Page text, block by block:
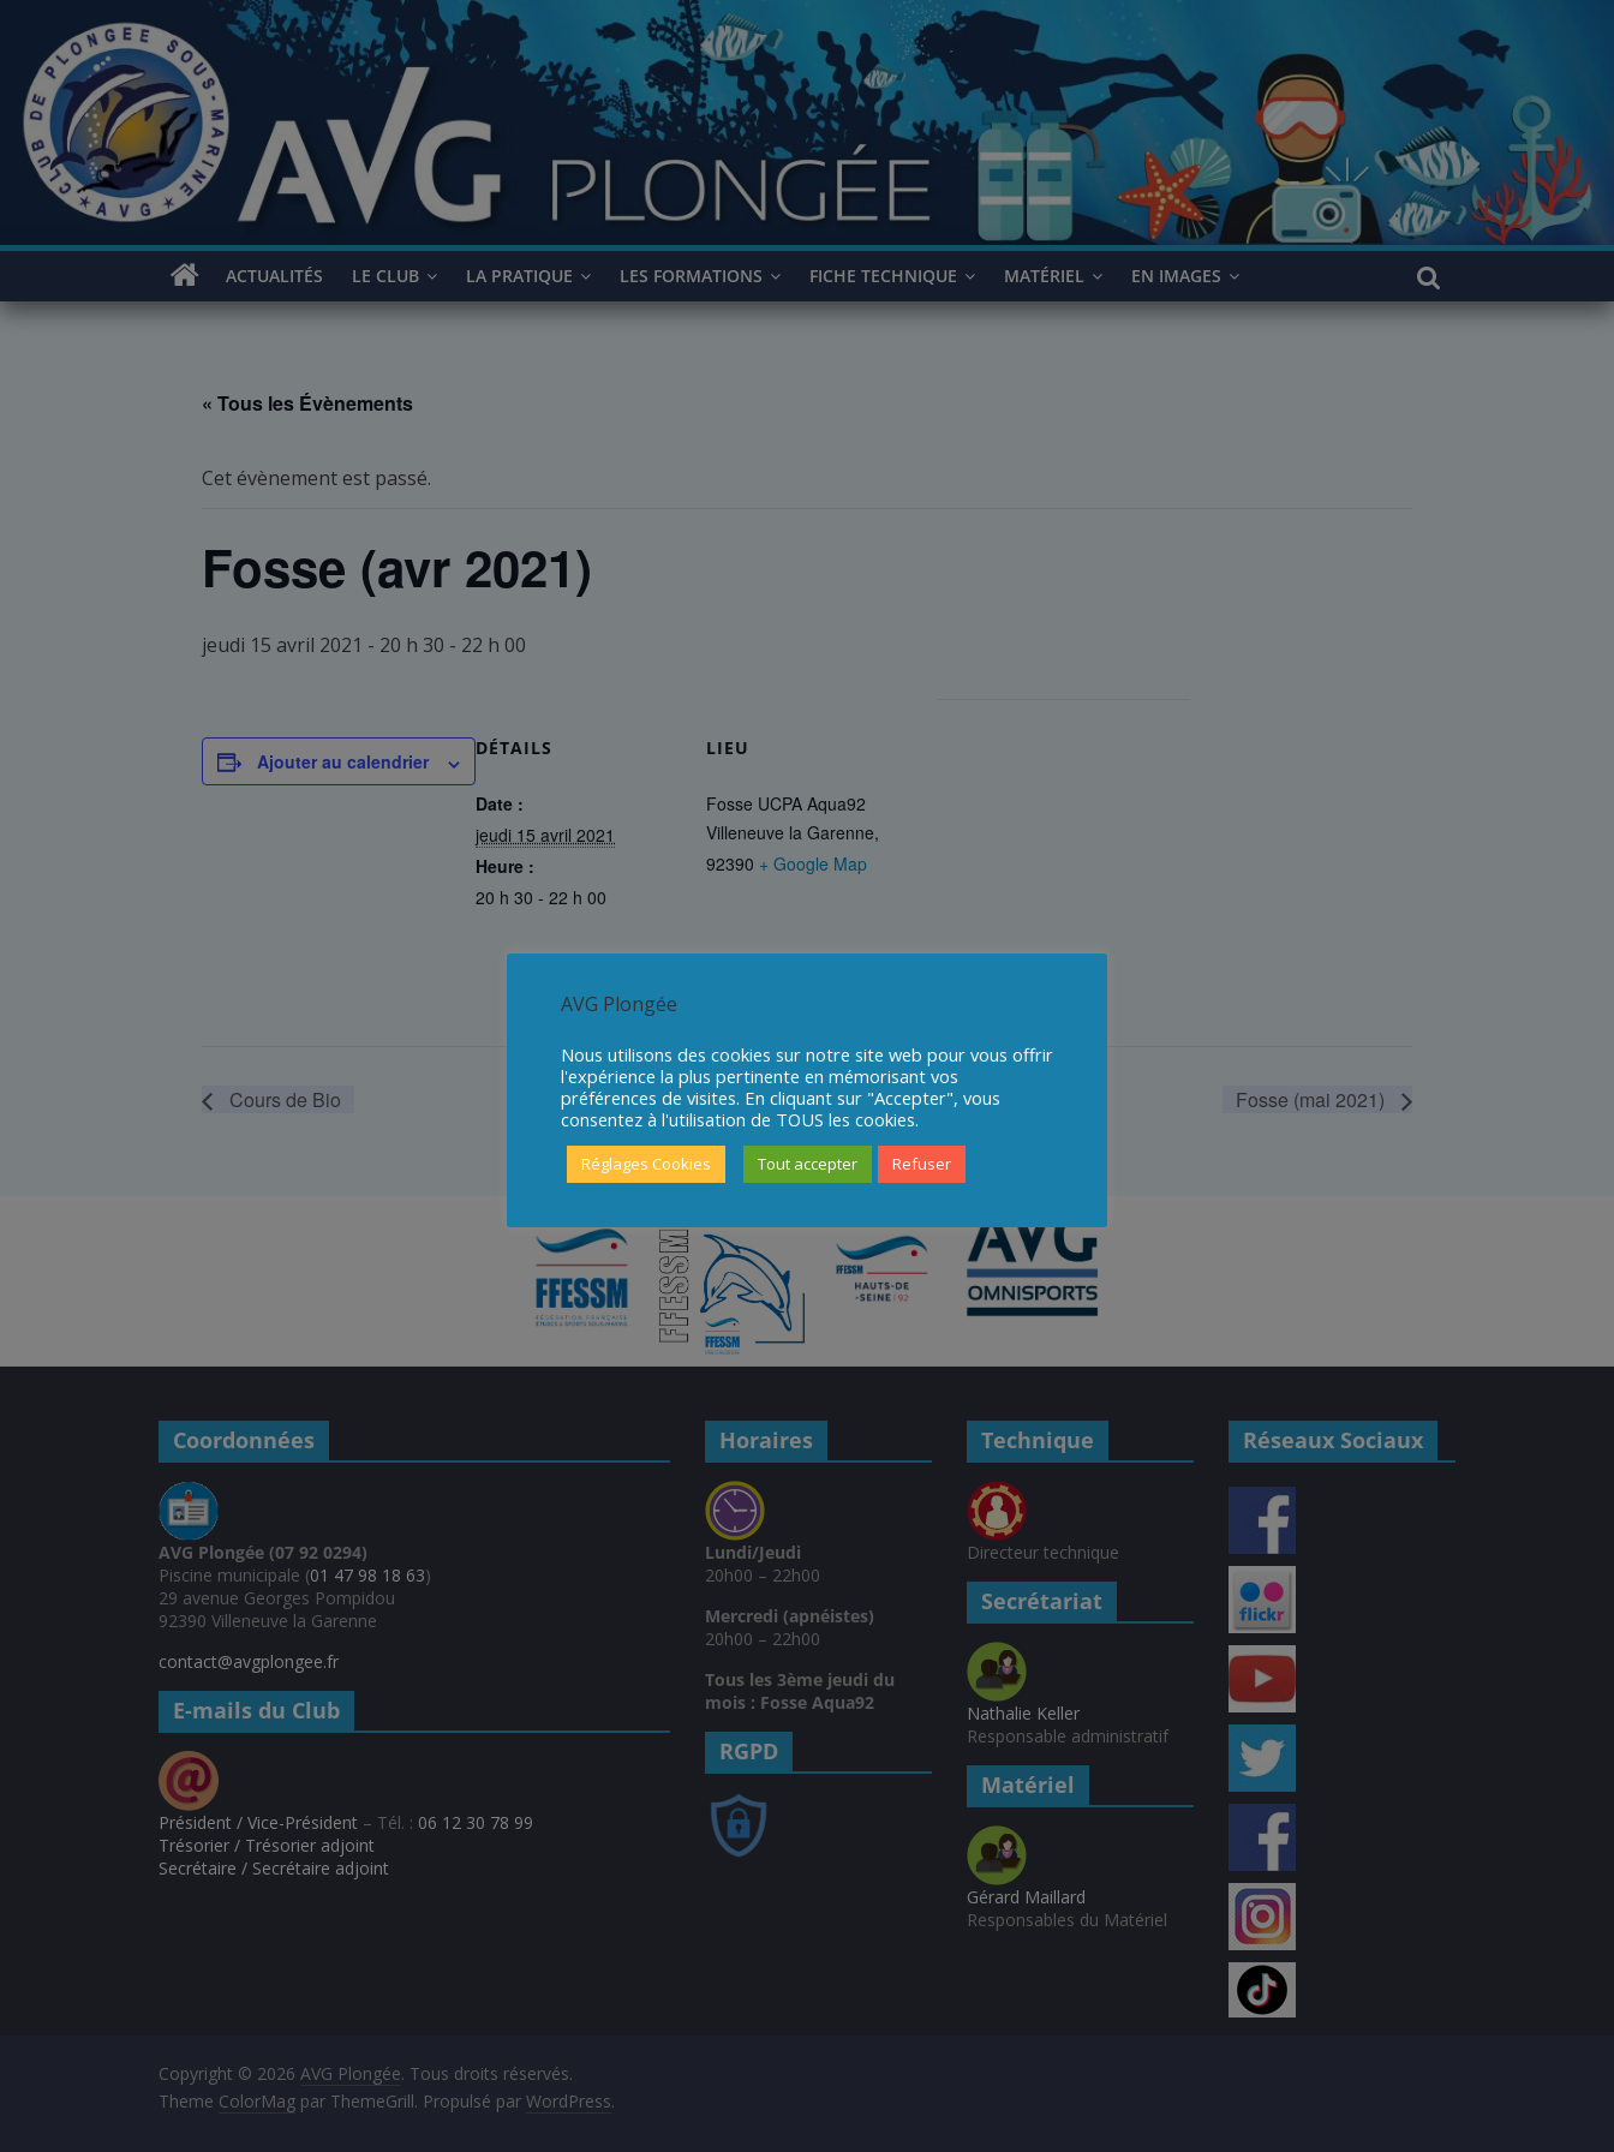
contenu
ACTUALITÉS LE CLUB LA PRATIQUE LES FORMATIONS FICHE TECHNIQUE MATÉRIEL EN IMAGES
« Tous les Évènements
Cet évènement est passé.
Fosse (avr 2021)
jeudi 15 avril 2021 - 20 h 30 - 22 h 00
Ajouter au calendrier
DÉTAILS
Date :
jeudi 15 avril 2021
Heure :
20 h 30 - 22 h 00
LIEU
Fosse UCPA Aqua92
Villeneuve la Garenne,
92390 + Google Map
Cours de Bio Fosse (mai 2021)
Coordonnées
AVG Plongée (07 92 0294)
Piscine municipale (01 47 98 18 63)
29 avenue Georges Pompidou
92390 Villeneuve la Garenne
contact@avgplongee.fr
E-mails du Club
Président / Vice-Président – Tél. : 06 12 30 78 99
Trésorier / Trésorier adjoint
Secrétaire / Secrétaire adjoint
Horaires
Lundi/Jeudi
20h00 – 22h00
Mercredi (apnéistes)
20h00 – 22h00
Tous les 3ème jeudi du
mois : Fosse Aqua92
RGPD
Technique
Directeur technique
Secrétariat
Nathalie Keller
Responsable administratif
Matériel
Gérard Maillard
Responsables du Matériel
Réseaux Sociaux
Copyright © 2026 AVG Plongée. Tous droits réservés.
Theme ColorMag par ThemeGrill. Propulsé par WordPress.
AVG Plongée
Nous utilisons des cookies sur notre site web pour vous offrir
l'expérience la plus pertinente en mémorisant vos
préférences de visites. En cliquant sur "Accepter", vous
consentez à l'utilisation de TOUS les cookies.
Réglages Cookies Tout accepter Refuser